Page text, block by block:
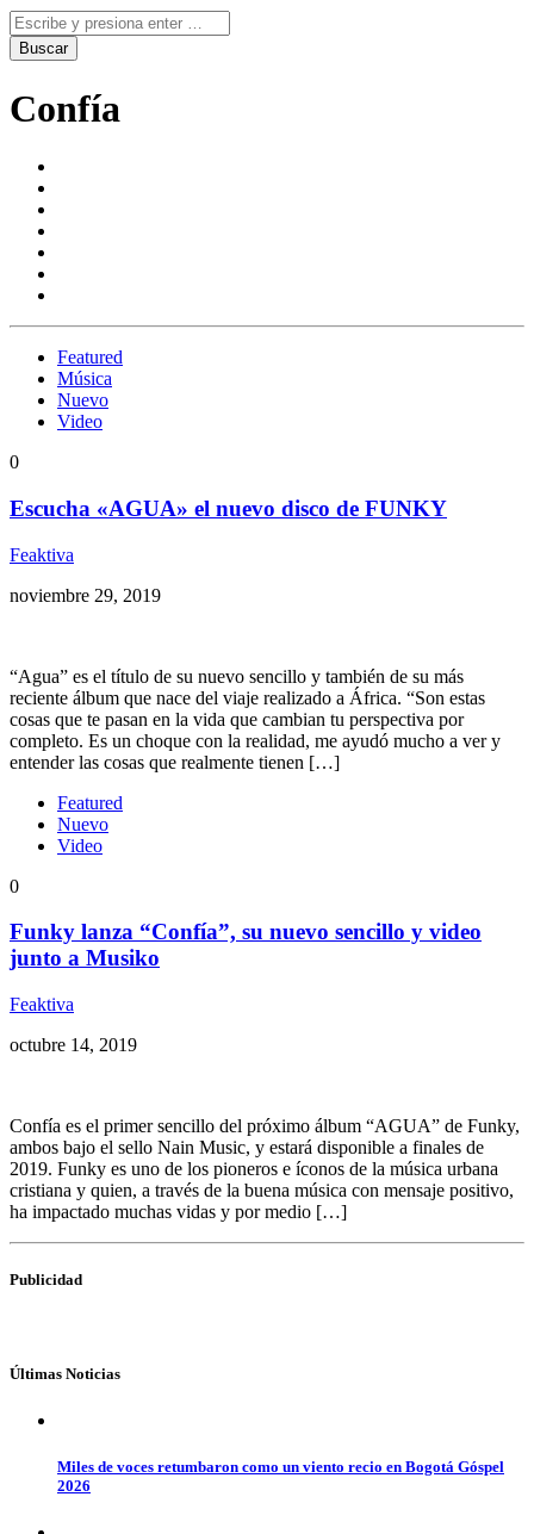
Confía
Featured
Música
Nuevo
Video
0
Escucha «AGUA» el nuevo disco de FUNKY
Feaktiva
noviembre 29, 2019
“Agua” es el título de su nuevo sencillo y también de su más
reciente álbum que nace del viaje realizado a África. “Son estas
cosas que te pasan en la vida que cambian tu perspectiva por
completo. Es un choque con la realidad, me ayudó mucho a ver y
entender las cosas que realmente tienen […]
Featured
Nuevo
Video
0
Funky lanza “Confía”, su nuevo sencillo y video
junto a Musiko
Feaktiva
octubre 14, 2019
Confía es el primer sencillo del próximo álbum “AGUA” de Funky,
ambos bajo el sello Nain Music, y estará disponible a finales de
2019. Funky es uno de los pioneros e íconos de la música urbana
cristiana y quien, a través de la buena música con mensaje positivo,
ha impactado muchas vidas y por medio […]
Publicidad
Últimas Noticias
Miles de voces retumbaron como un viento recio en Bogotá Góspel
2026